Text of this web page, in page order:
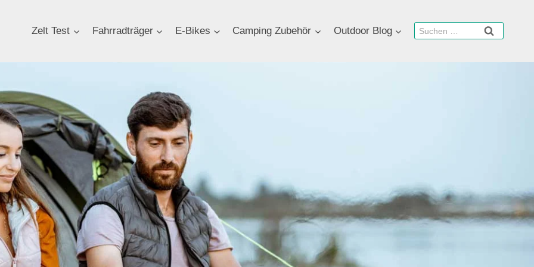
Zelt Test Fahrradträger E-Bikes Camping Zubehör Outdoor Blog
Suchen